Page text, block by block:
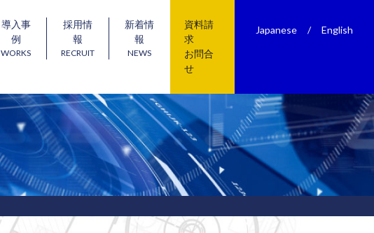
導入事
例
WORKS
採用情
報
RECRUIT
新着情
報
NEWS
資料請
求
お問合
せ
Japanese / English